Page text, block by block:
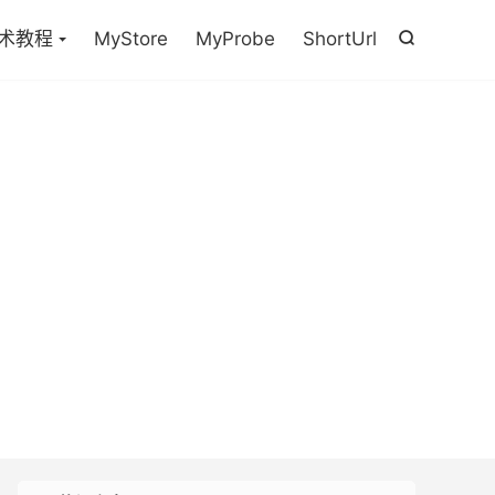

教程 MyStore MyProbe ShortUrl